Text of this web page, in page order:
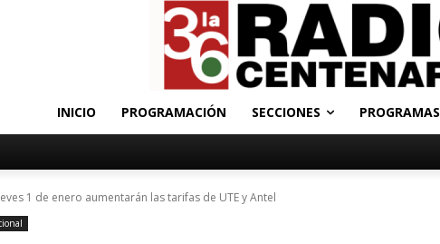
INICIO PROGRAMACIÓN SECCIONES PROGRAMAS
1 de enero aumentarán las tarifas de UTE y Antel